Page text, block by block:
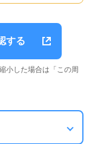
する
小した場合は「この周